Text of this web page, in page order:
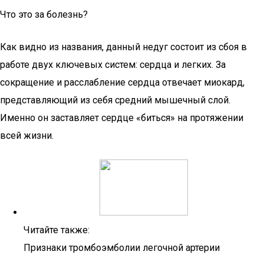
Что это за болезнь?
Как видно из названия, данный недуг состоит из сбоя в
работе двух ключевых систем: сердца и легких. За
сокращение и расслабление сердца отвечает миокард,
представляющий из себя средний мышечный слой.
Именно он заставляет сердце «биться» на протяжении
всей жизни.
Читайте также:
Признаки тромбоэмболии легочной артерии